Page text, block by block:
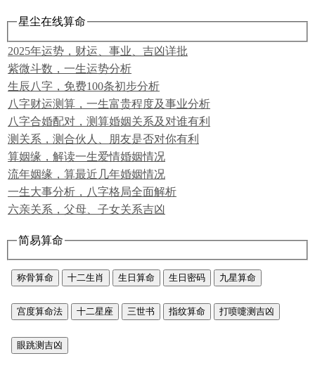
星尘在线算命
2025年运势，财运、事业、吉凶详批
紫微斗数，一生运势分析
生辰八字，免费100条初步分析
八字财运测算，一生富贵程度及事业分析
八字合婚配对，测算婚姻关系及对谁有利
测关系，测合伙人、朋友是否对你有利
算姻缘，解读一生爱情婚姻情况
流年姻缘，算最近几年婚姻情况
一生大事分析，八字格局全面解析
六亲关系，父母、子女关系吉凶
简易算命
称骨算命 十二生肖 生日算命 生日密码 九星算命
宫度算命法 十二星座 三世书 指纹算命 打喷嚏测吉凶
眼跳测吉凶